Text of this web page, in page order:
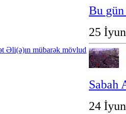
Əli(ə)ın mübarək mövlud
Bu gün
25
Sabah
24